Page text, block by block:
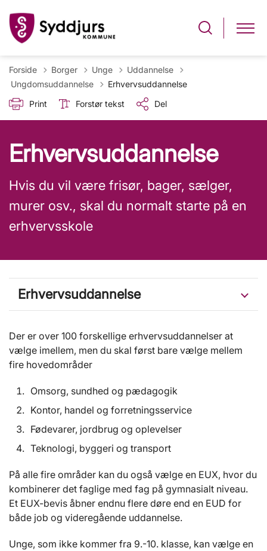
Forside Borger Unge
Uddannelse
Tilbage til
Ungdomsuddannelse
Erhvervsuddannelse
Print
Forstør tekst Del
Erhvervsuddannelse
Hvis du vil være frisør, bager, sælger,
murer osv., skal du normalt starte på en
erhvervsskole
Erhvervsuddannelse
Der er over 100 forskellige erhvervsuddannelser at
vælge imellem, men du skal først bare vælge mellem
fire hovedområder
Omsorg, sundhed og pædagogik
Kontor, handel og forretningsservice
Fødevarer, jordbrug og oplevelser
Teknologi, byggeri og transport
På alle fire områder kan du også vælge en EUX, hvor du
kombinerer det faglige med fag på gymnasialt niveau.
Et EUX-bevis åbner endnu flere døre end en EUD for
både job og videregående uddannelse.
Unge, som ikke kommer fra 9.-10. klasse, kan vælge en